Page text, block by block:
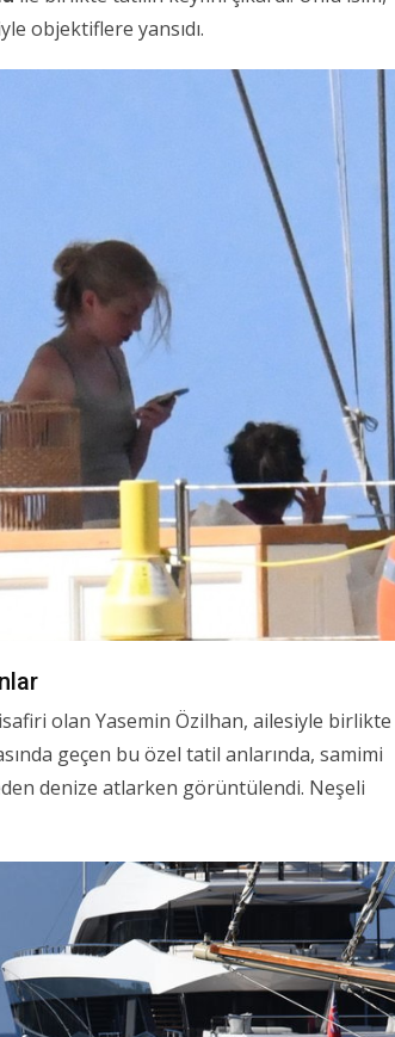
objektiflere yansıdı.
olan Yasemin Özilhan, ailesiyle birlikte
geçen bu özel tatil anlarında, samimi
denize atlarken görüntülendi. Neşeli